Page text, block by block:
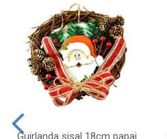
Guirlanda sisal 18cm papai